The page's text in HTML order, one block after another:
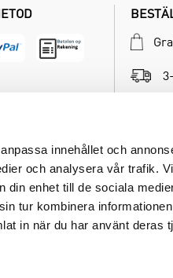
innehållet och
och analysera vår trafik.
din enhet till de sociala
tur kombinera
in när du har använt deras